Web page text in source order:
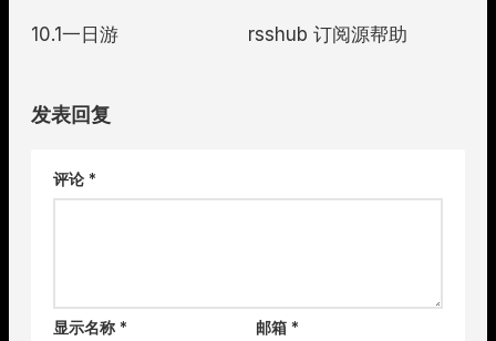
10.1一日游 rsshub 订阅源帮助
发表回复
评论 *
显示名称 * 邮箱*